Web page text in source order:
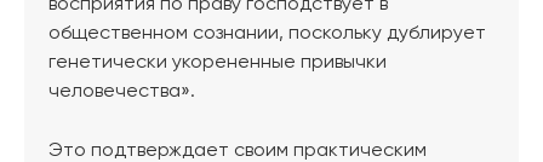
восприятия по праву господствует в
общественном сознании, поскольку дублирует
генетически укорененные привычки
человечества».
Это подтверждает своим практическим